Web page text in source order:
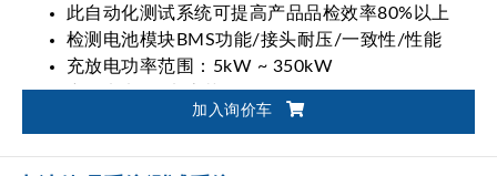
此自动化测试系统可提高产品品检效率80%以上
检测电池模块BMS功能/接头耐压/一致性/性能
充放电功率范围：5kW ~ 350kW
充放电电压/电流范围：0V~900V/0A~1000A
加入询价车